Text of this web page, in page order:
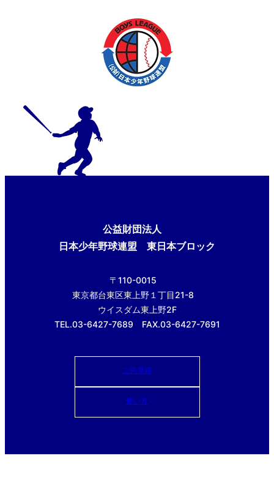
公益財団法人
日本少年野球連盟 東日本ブロック
〒110-0015
東京都台東区東上野１丁目21-8
ウイスダム東上野2F
TEL.03-6427-7689 FAX.03-6427-7691
ご意見箱
使い方